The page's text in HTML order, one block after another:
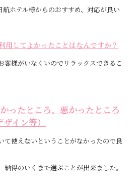
ホテル様からのおすすめ、対応が良い
してよかったことはなんですか？
客様がいなくいのでリラックスできるこ
ったところ、悪かったところ
イン等）
て使えないということがなかったので良
納得のいくまで選ぶことが出来ました。